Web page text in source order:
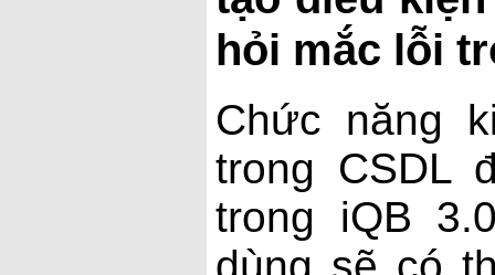
hỏi mắc lỗi
Chức năng
trong CSDL
trong iQB